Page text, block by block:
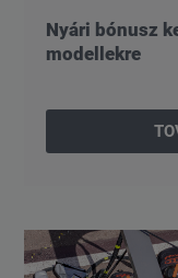
Nyári bónusz
modellekre